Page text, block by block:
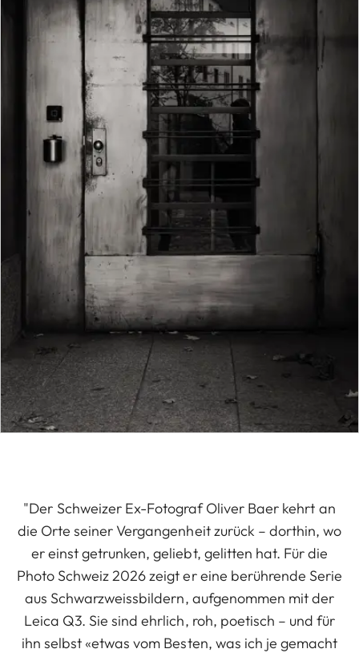
"Der Schweizer Ex-Fotograf Oliver Baer kehrt an
die Orte seiner Vergangenheit zurück – dorthin, wo
er einst getrunken, geliebt, gelitten hat. Für die
Photo Schweiz 2026 zeigt er eine berührende Serie
aus Schwarzweissbildern, aufgenommen mit der
Leica Q3. Sie sind ehrlich, roh, poetisch – und für
ihn selbst «etwas vom Besten, was ich je gemacht